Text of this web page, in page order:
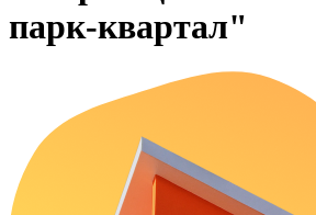
парк-квартал"